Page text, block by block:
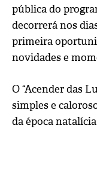
pública do
decorrerá nos dias
primeira
novidades e
O “Acender das
simples e
da época